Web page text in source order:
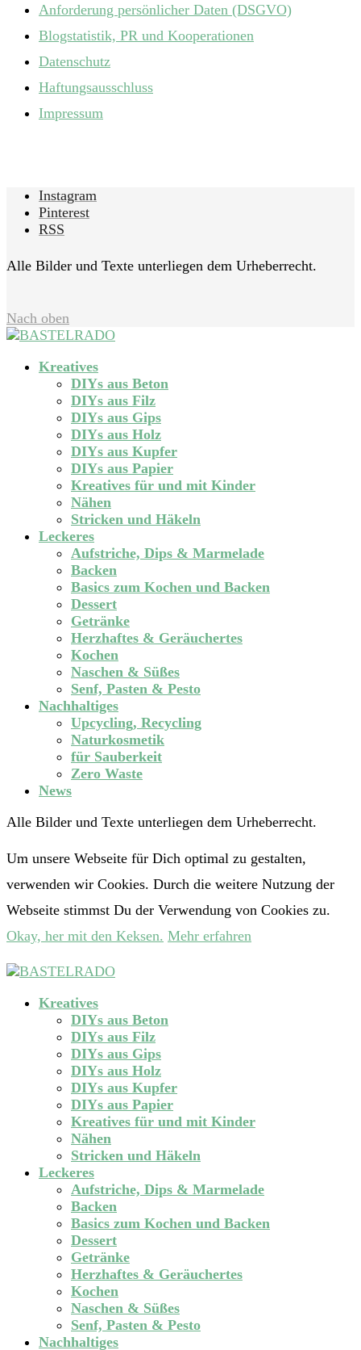
Anforderung persönlicher Daten (DSGVO)
Blogstatistik, PR und Kooperationen
Datenschutz
Haftungsausschluss
Impressum
Instagram
Pinterest
RSS
Alle Bilder und Texte unterliegen dem Urheberrecht.
Nach oben
Kreatives
DIYs aus Beton
DIYs aus Filz
DIYs aus Gips
DIYs aus Holz
DIYs aus Kupfer
DIYs aus Papier
Kreatives für und mit Kinder
Nähen
Stricken und Häkeln
Leckeres
Aufstriche, Dips & Marmelade
Backen
Basics zum Kochen und Backen
Dessert
Getränke
Herzhaftes & Geräuchertes
Kochen
Naschen & Süßes
Senf, Pasten & Pesto
Nachhaltiges
Upcycling, Recycling
Naturkosmetik
für Sauberkeit
Zero Waste
News
Alle Bilder und Texte unterliegen dem Urheberrecht.
Um unsere Webseite für Dich optimal zu gestalten,
verwenden wir Cookies. Durch die weitere Nutzung der
Webseite stimmst Du der Verwendung von Cookies zu.
Okay, her mit den Keksen. Mehr erfahren
Kreatives
DIYs aus Beton
DIYs aus Filz
DIYs aus Gips
DIYs aus Holz
DIYs aus Kupfer
DIYs aus Papier
Kreatives für und mit Kinder
Nähen
Stricken und Häkeln
Leckeres
Aufstriche, Dips & Marmelade
Backen
Basics zum Kochen und Backen
Dessert
Getränke
Herzhaftes & Geräuchertes
Kochen
Naschen & Süßes
Senf, Pasten & Pesto
Nachhaltiges